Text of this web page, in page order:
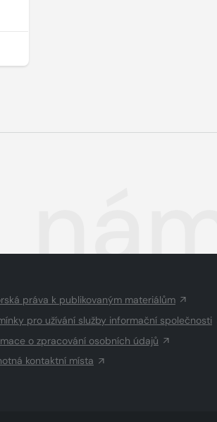
práva k publikovaným materiálům
pro užívání služby informační společnosti
o zpracování osobních údajů
kontaktní místa